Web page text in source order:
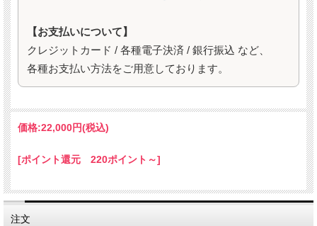
【お支払いについて】
クレジットカード / 各種電子決済 / 銀行振込 など、
各種お支払い方法をご用意しております。
価格:22,000円(税込)
[ポイント還元 220ポイント～]
注文